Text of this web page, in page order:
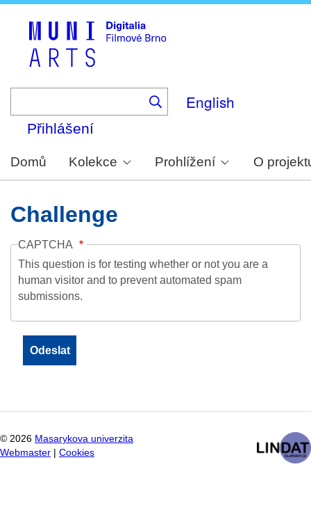
English
Přihlášení
Domů Kolekce Prohlížení O
Challenge
CAPTCHA
This question is for testing whether or not you are a
human visitor and to prevent automated spam
submissions.
© 2026 Masarykova univerzita
Webmaster
Cookies